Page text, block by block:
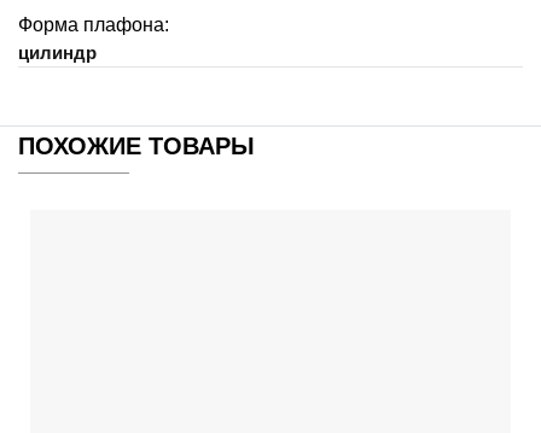
Форма плафона:
цилиндр
ПОХОЖИЕ ТОВАРЫ